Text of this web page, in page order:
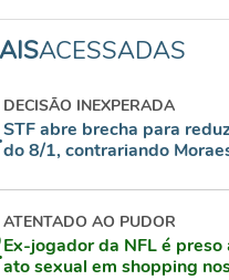
ACESSADAS
DECISÃO INEXPERADA
STF abre brecha para
do 8/1, contrariando
ATENTADO AO PUDOR
Ex-jogador da NFL é
ato sexual em shopping